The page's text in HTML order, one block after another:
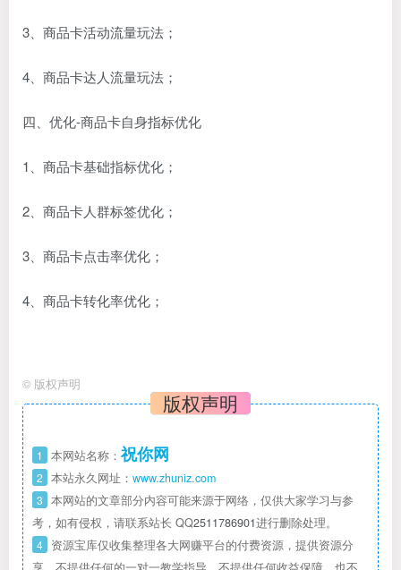
3、商品卡活动流量玩法；
4、商品卡达人流量玩法；
四、优化-商品卡自身指标优化
1、商品卡基础指标优化；
2、商品卡人群标签优化；
3、商品卡点击率优化；
4、商品卡转化率优化；
© 版权声明
版权声明
1 本网站名称： 祝你网
2 本站永久网址： www.zhuniz.com
3 本网站的文章部分内容可能来源于网络，仅供大家学习与参
考，如有侵权，请联系站长 QQ2511786901进行删除处理。
4 资源宝库仅收集整理各大网赚平台的付费资源，提供资源分